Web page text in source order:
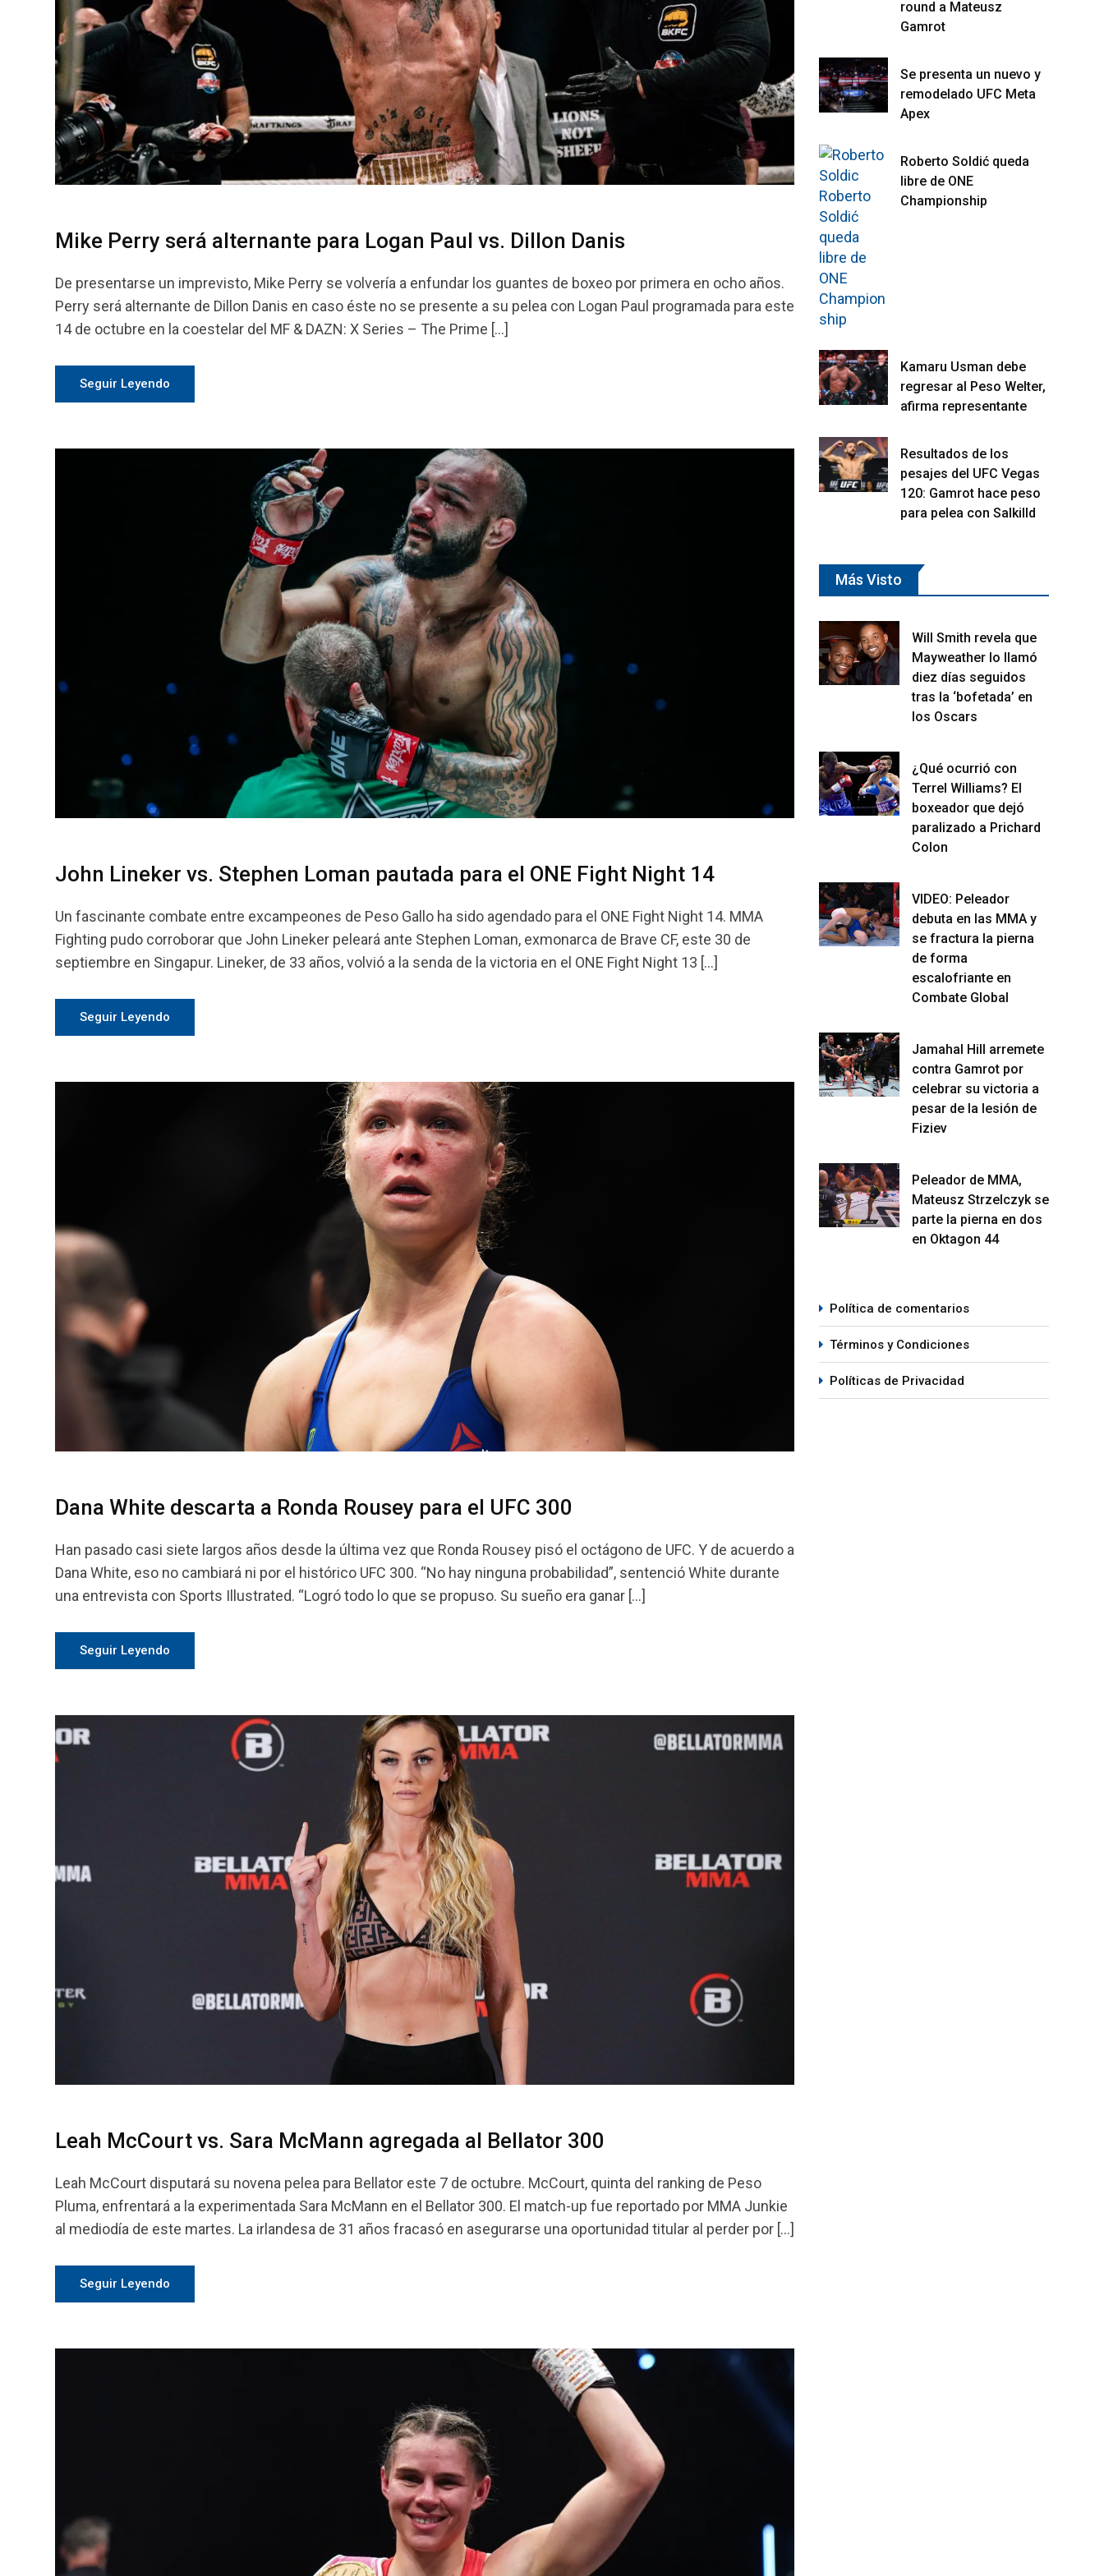
Mike Perry será alternante para Logan Paul vs. Dillon Danis
De presentarse un imprevisto, Mike Perry se volvería a enfundar los guantes de boxeo por primera en ocho años.
Perry será alternante de Dillon Danis en caso éste no se presente a su pelea con Logan Paul programada para este
14 de octubre en la coestelar del MF & DAZN: X Series – The Prime […]
Seguir Leyendo
John Lineker vs. Stephen Loman pautada para el ONE Fight Night 14
Un fascinante combate entre excampeones de Peso Gallo ha sido agendado para el ONE Fight Night 14. MMA
Fighting pudo corroborar que John Lineker peleará ante Stephen Loman, exmonarca de Brave CF, este 30 de
septiembre en Singapur. Lineker, de 33 años, volvió a la senda de la victoria en el ONE Fight Night 13 […]
Seguir Leyendo
Dana White descarta a Ronda Rousey para el UFC 300
Han pasado casi siete largos años desde la última vez que Ronda Rousey pisó el octágono de UFC. Y de acuerdo a
Dana White, eso no cambiará ni por el histórico UFC 300. “No hay ninguna probabilidad”, sentenció White durante
una entrevista con Sports Illustrated. “Logró todo lo que se propuso. Su sueño era ganar […]
Seguir Leyendo
Leah McCourt vs. Sara McMann agregada al Bellator 300
Leah McCourt disputará su novena pelea para Bellator este 7 de octubre. McCourt, quinta del ranking de Peso
Pluma, enfrentará a la experimentada Sara McMann en el Bellator 300. El match-up fue reportado por MMA Junkie
al mediodía de este martes. La irlandesa de 31 años fracasó en asegurarse una oportunidad titular al perder por […]
Seguir Leyendo
round a Mateusz
Gamrot
Se presenta un nuevo y
remodelado UFC Meta
Apex
Roberto Soldić queda
libre de ONE
Championship
Kamaru Usman debe
regresar al Peso Welter,
afirma representante
Resultados de los
pesajes del UFC Vegas
120: Gamrot hace peso
para pelea con Salkilld
Más Visto
Will Smith revela que
Mayweather lo llamó
diez días seguidos
tras la ‘bofetada’ en
los Oscars
¿Qué ocurrió con
Terrel Williams? El
boxeador que dejó
paralizado a Prichard
Colon
VIDEO: Peleador
debuta en las MMA y
se fractura la pierna
de forma
escalofriante en
Combate Global
Jamahal Hill arremete
contra Gamrot por
celebrar su victoria a
pesar de la lesión de
Fiziev
Peleador de MMA,
Mateusz Strzelczyk se
parte la pierna en dos
en Oktagon 44
Política de comentarios
Términos y Condiciones
Políticas de Privacidad